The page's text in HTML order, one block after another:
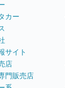
カー
サイト
店
門販売店